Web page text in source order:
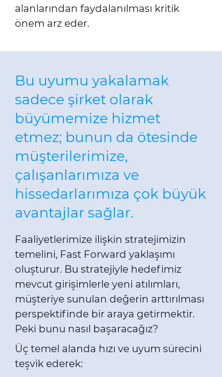
alanlarından faydalanılması kritik
önem arz eder.
Bu uyumu yakalamak
sadece şirket olarak
büyümemize hizmet
etmez; bunun da ötesinde
müşterilerimize,
çalışanlarımıza ve
hissedarlarımıza çok büyük
avantajlar sağlar.
Faaliyetlerimize ilişkin stratejimizin
temelini, Fast Forward yaklaşımı
oluşturur. Bu stratejiyle hedefimiz
mevcut girişimlerle yeni atılımları,
müşteriye sunulan değerin arttırılması
perspektifinde bir araya getirmektir.
Peki bunu nasıl başaracağız?
Üç temel alanda hızı ve uyum sürecini
teşvik ederek: